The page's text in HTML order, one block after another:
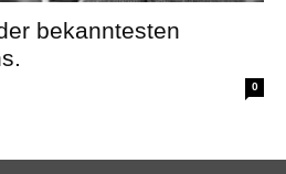
bekanntesten
0